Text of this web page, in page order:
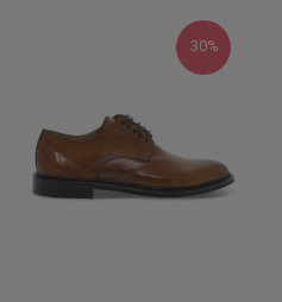
30%